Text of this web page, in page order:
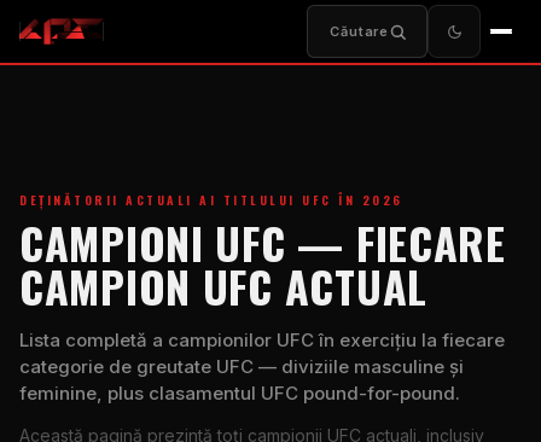
Căutare
DEȚINĂTORII ACTUALI AI TITLULUI UFC ÎN 2026
CAMPIONI UFC — FIECARE
CAMPION UFC ACTUAL
Lista completă a campionilor UFC în exercițiu la fiecare
categorie de greutate UFC — diviziile masculine și
feminine, plus clasamentul UFC pound-for-pound.
Această pagină prezintă toți campionii UFC actuali, inclusiv